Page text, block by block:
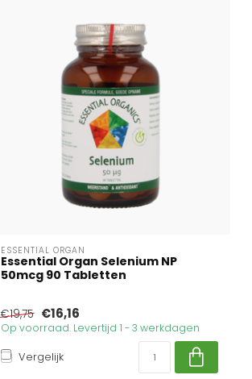
ESSENTIAL ORGAN
Essential Organ Selenium NP
50mcg 90 Tabletten
€19,75 €16,16
Op voorraad. Levertijd 1 - 3 werkdagen
Vergelijk